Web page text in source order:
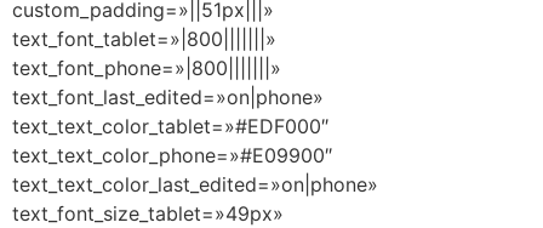
custom_padding=»||51px|||»
text_font_tablet=»|800|||||||»
text_font_phone=»|800|||||||»
text_font_last_edited=»on|phone»
text_text_color_tablet=»#EDF000″
text_text_color_phone=»#E09900″
text_text_color_last_edited=»on|phone»
text_font_size_tablet=»49px»